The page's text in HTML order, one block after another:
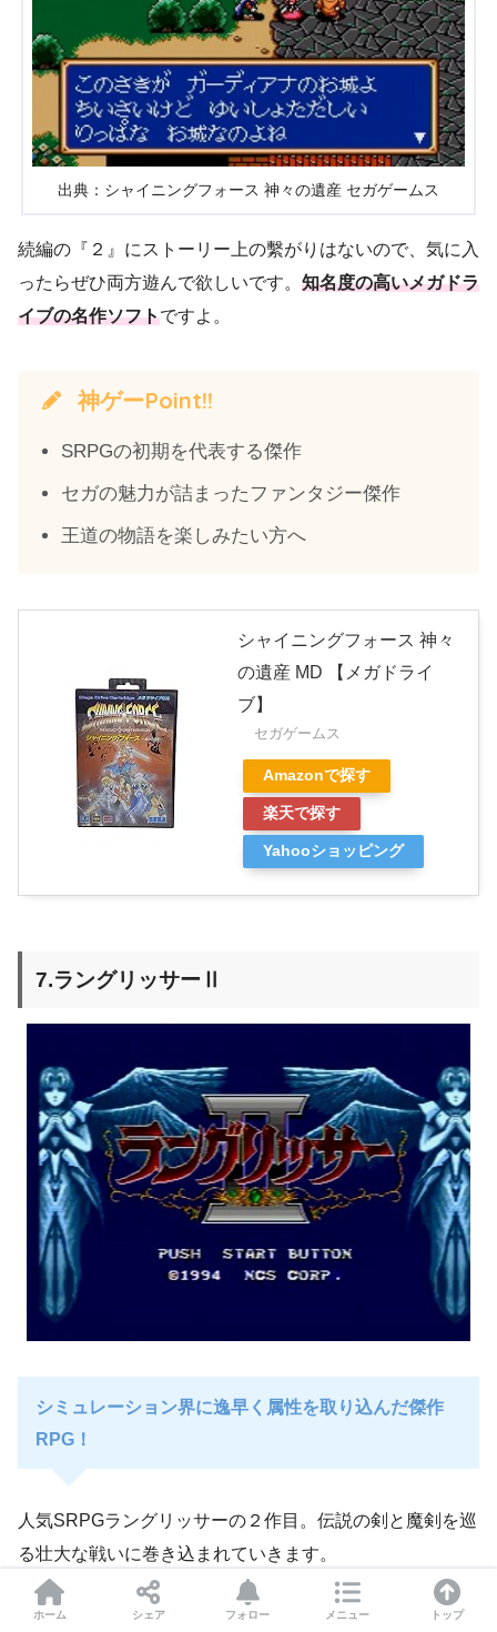
出典：シャイニングフォース 神々の遺産 セガゲームス
続編の『２』にストーリー上の繫がりはないので、気に入
ったらぜひ両方遊んで欲しいです。 知名度の高いメガドラ
イブの名作ソフトですよ。
神ゲーPoint!!
SRPGの初期を代表する傑作
セガの魅力が詰まったファンタジー傑作
王道の物語を楽しみたい方へ
シャイニングフォース 神々
の遺産 MD 【メガドライ
ブ】
セガゲームス
Amazonで探す
楽天で探す
Yahooショッピング
7.ラングリッサーⅡ
シミュレーション界に逸早く属性を取り込んだ傑作
RPG！
人気SRPGラングリッサーの２作目。伝説の剣と魔剣を巡
る壮大な戦いに巻き込まれていきます。
ストーリー、登場キャラクター、さらにメガドライブにあ
ホーム シェア フォロー メニュー トップ